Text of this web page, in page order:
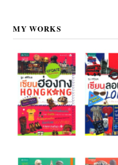
MY WORKS